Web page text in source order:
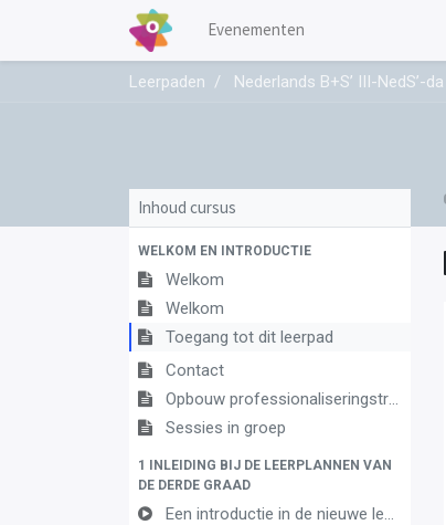
Evenementen
Leerpaden Nederlands B+S’ III-NedS’-da
Inhoud cursus
WELKOM EN INTRODUCTIE
Welkom
Welkom
Toegang tot dit leerpad
Contact
Opbouw professionaliseringstraject
Sessies in groep
1 INLEIDING BIJ DE LEERPLANNEN VAN
DE DERDE GRAAD
Een introductie in de nieuwe leerplannen van de derde graad